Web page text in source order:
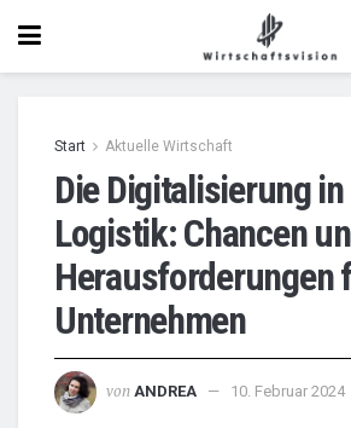
Start Aktuelle Wirtschaft
Die Digitalisierung
Logistik: Chancen
Herausforderungen
Unternehmen
von ANDREA 10. Februar 2024